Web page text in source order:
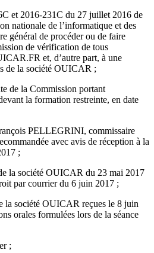
et 2016-231C du 27 juillet 2016 de
nationale de l’informatique et des
général de procéder ou de faire
de vérification de tous
et, d’autre part, à une
de la société OUICAR ;
de la Commission portant
la formation restreinte, en date
PELLEGRINI, commissaire
avec avis de réception à la
;
la société OUICAR du 23 mai 2017
par courrier du 6 juin 2017 ;
la société OUICAR reçues le 8 juin
orales formulées lors de la séance
;